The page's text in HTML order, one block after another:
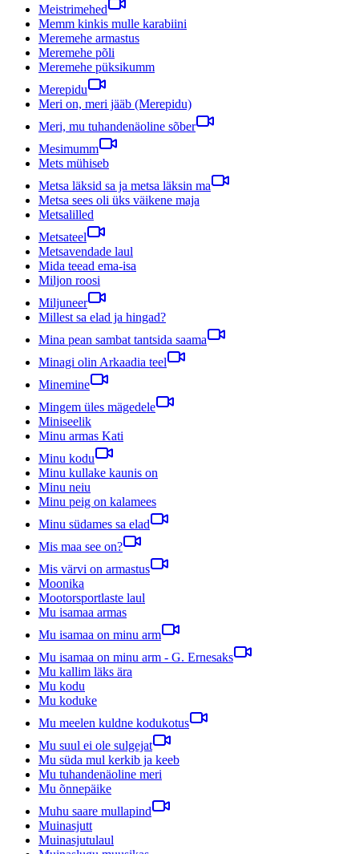
Meistrimehed
Memm kinkis mulle karabiini
Meremehe armastus
Meremehe põli
Meremehe püksikumm
Merepidu
Meri on, meri jääb (Merepidu)
Meri, mu tuhandenäoline sõber
Mesimumm
Mets mühiseb
Metsa läksid sa ja metsa läksin ma
Metsa sees oli üks väikene maja
Metsalilled
Metsateel
Metsavendade laul
Mida teead ema-isa
Miljon roosi
Miljuneer
Millest sa elad ja hingad?
Mina pean sambat tantsida saama
Minagi olin Arkaadia teel
Minemine
Mingem üles mägedele
Miniseelik
Minu armas Kati
Minu kodu
Minu kullake kaunis on
Minu neiu
Minu peig on kalamees
Minu südames sa elad
Mis maa see on?
Mis värvi on armastus
Moonika
Mootorsportlaste laul
Mu isamaa armas
Mu isamaa on minu arm
Mu isamaa on minu arm - G. Ernesaks
Mu kallim läks ära
Mu kodu
Mu koduke
Mu meelen kuldne kodukotus
Mu suul ei ole sulgejat
Mu süda mul kerkib ja keeb
Mu tuhandenäoline meri
Mu õnnepäike
Muhu saare mullapind
Muinasjutt
Muinasjutulaul